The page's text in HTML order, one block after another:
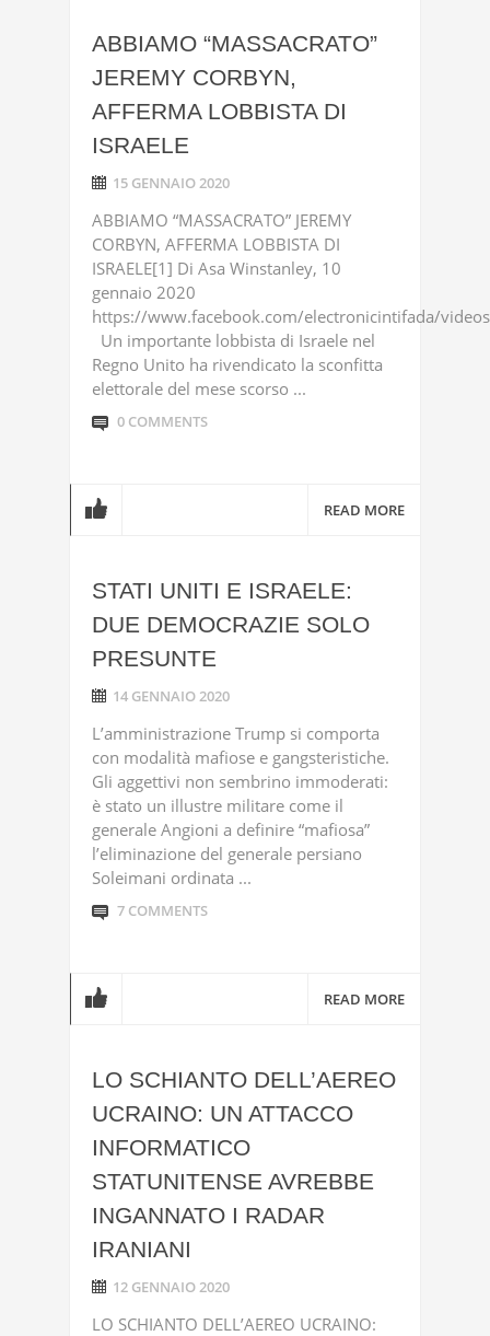
ABBIAMO “MASSACRATO”
JEREMY CORBYN,
AFFERMA LOBBISTA DI
ISRAELE
15 GENNAIO 2020
ABBIAMO “MASSACRATO” JEREMY
CORBYN, AFFERMA LOBBISTA DI
ISRAELE[1] Di Asa Winstanley, 10
gennaio 2020
https://www.facebook.com/electronicintifada/
Un importante lobbista di Israele nel
Regno Unito ha rivendicato la sconfitta
elettorale del mese scorso ...
0 COMMENTS
READ MORE
STATI UNITI E ISRAELE:
DUE DEMOCRAZIE SOLO
PRESUNTE
14 GENNAIO 2020
L’amministrazione Trump si comporta
con modalità mafiose e gangsteristiche.
Gli aggettivi non sembrino immoderati:
è stato un illustre militare come il
generale Angioni a definire “mafiosa”
l’eliminazione del generale persiano
Soleimani ordinata ...
7 COMMENTS
READ MORE
LO SCHIANTO DELL’AEREO
UCRAINO: UN ATTACCO
INFORMATICO
STATUNITENSE AVREBBE
INGANNATO I RADAR
IRANIANI
12 GENNAIO 2020
LO SCHIANTO DELL’AEREO UCRAINO: